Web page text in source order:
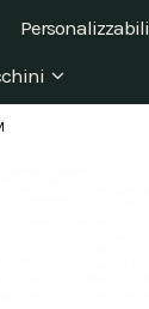
Personalizzabili